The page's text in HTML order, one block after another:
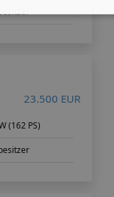
23.500 EUR
(162 PS)